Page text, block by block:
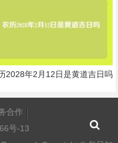
2028年2月12日是黄道吉日吗
合作
号-13